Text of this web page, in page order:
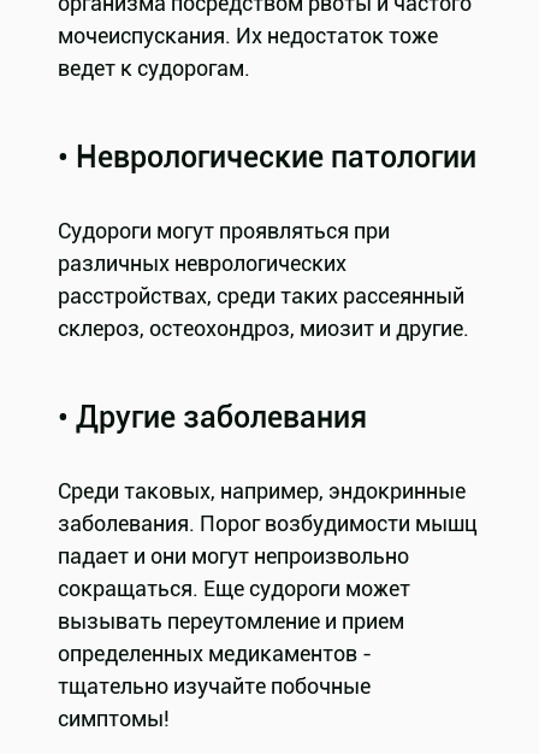
мочеиспускания. Их недостаток тоже
ведет к судорогам.
• Неврологические патологии
Судороги могут проявляться при
различных неврологических
расстройствах, среди таких рассеянный
склероз, остеохондроз, миозит и другие.
• Другие заболевания
Среди таковых, например, эндокринные
заболевания. Порог возбудимости мышц
падает и они могут непроизвольно
сокращаться. Еще судороги может
вызывать переутомление и прием
определенных медикаментов -
тщательно изучайте побочные
симптомы!